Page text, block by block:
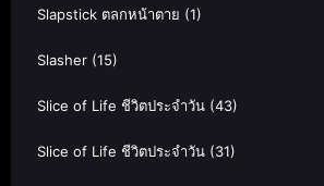
Slapstick ตลกหน้าตาย (1)
Slasher (15)
Slice of Life ชีวิตประจำวัน (43)
Slice of Life ชีวิตประจำวัน (31)